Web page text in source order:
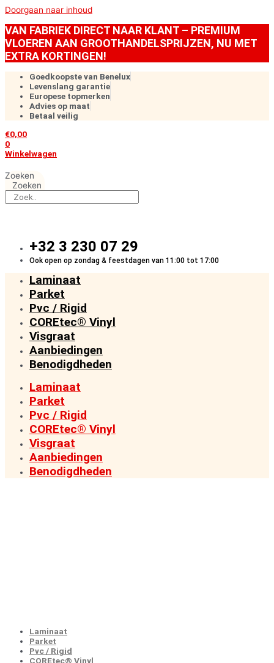
Doorgaan naar inhoud
VAN FABRIEK DIRECT NAAR KLANT – PREMIUM
VLOEREN AAN GROOTHANDELSPRIJZEN, NU MET
EXTRA KORTINGEN!
Goedkoopste van Benelux
Levenslang garantie
Europese topmerken
Advies op maat
Betaal veilig
€0,00
0
Winkelwagen
Zoeken
Zoeken
+32 3 230 07 29
Ook open op zondag & feestdagen van 11:00 tot 17:00
Laminaat
Parket
Pvc / Rigid
COREtec® Vinyl
Visgraat
Aanbiedingen
Benodigdheden
Laminaat
Parket
Pvc / Rigid
COREtec® Vinyl
Visgraat
Aanbiedingen
Benodigdheden
Laminaat
Parket
Pvc / Rigid
COREtec® Vinyl